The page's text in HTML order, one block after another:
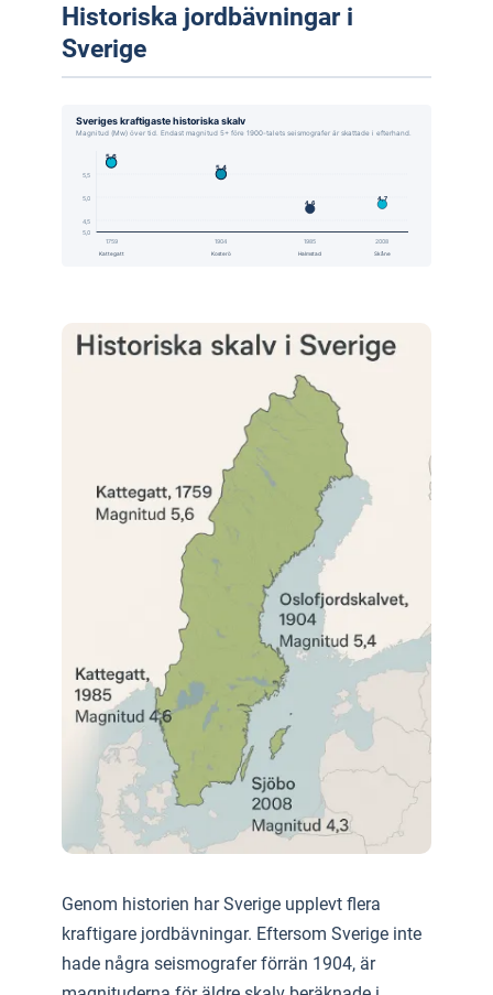
Historiska jordbävningar i
Sverige
Sveriges kraftigaste historiska skalv
Magnitud (Mw) över tid. Endast magnitud 5+ före 1900-talets seismografer är skattade i efterhand.
5,0
5,5
5,0
4,5
1759
5,6
Kattegatt
1904
5,4
Kosterö
1985
4,6
Halmstad
2008
4,7
Skåne
Genom historien har Sverige upplevt flera
kraftigare jordbävningar. Eftersom Sverige inte
hade några seismografer förrän 1904, är